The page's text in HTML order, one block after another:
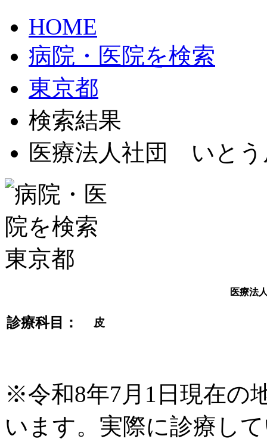
HOME
病院・医院を検索
東京都
検索結果
医療法人社団 いとう
医療法
診療科目： 皮
※令和8年7月1日現在の
います。実際に診療し